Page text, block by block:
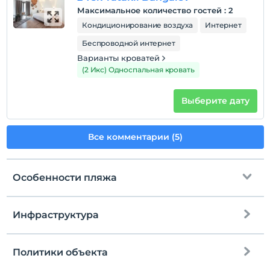
Показать на
карте
Политики объекта
Зарегистрироваться
До 12:00
Домашние животные
Курение
Плата за 1 ребенка (детей) в возрасте до 6 на номер
Максимальное количество гостей : 2
Кондиционирование воздуха
Интернет
Беспроводной интернет
Варианты кроватей
(2 Икс) Односпальная кровать
Выберите дату
Все комментарии (5)
Особенности пляжа
Песчано-галечный пляж
Инфраструктура
Политики объекта